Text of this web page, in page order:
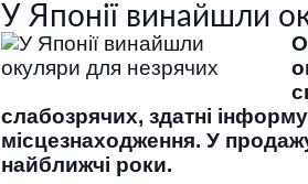
У Японії винайшли
слабозрячих, здатні
місцезнаходження. У
найближчі роки.